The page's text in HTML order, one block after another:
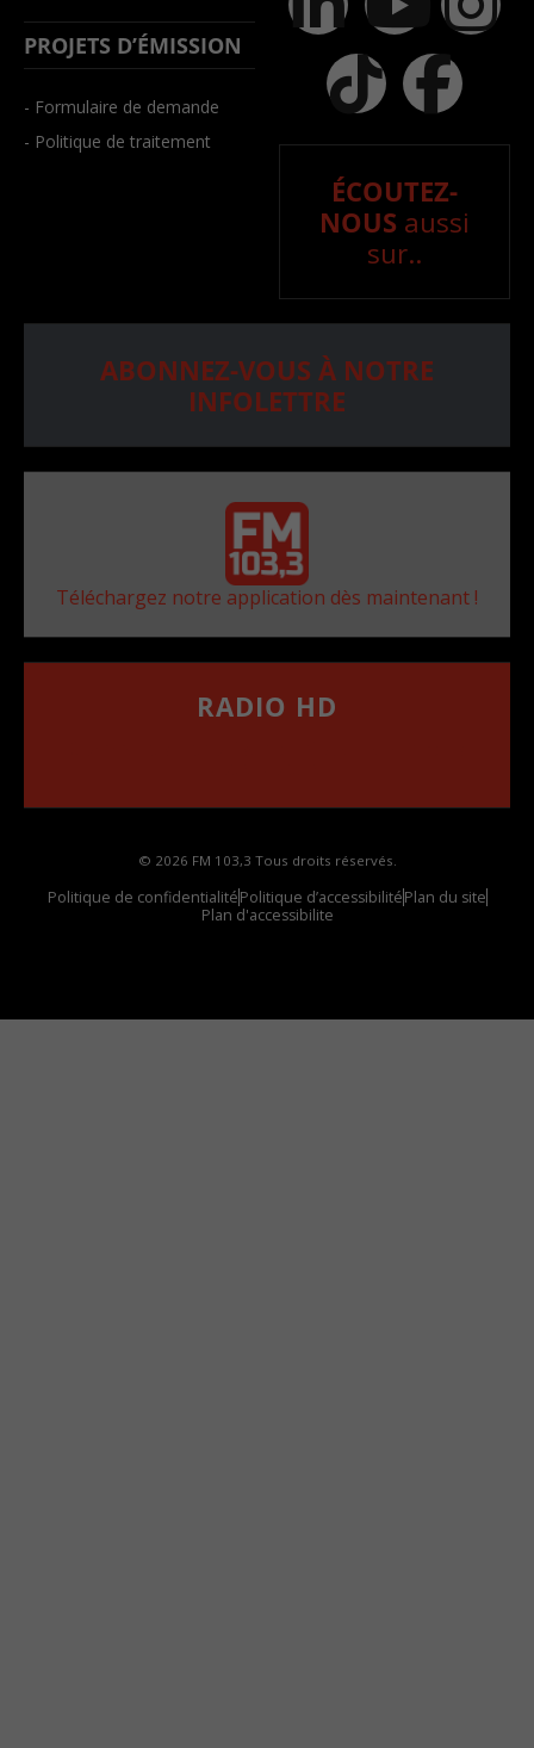
PROJETS D’ÉMISSION
- Formulaire de demande
- Politique de traitement
ÉCOUTEZ-
NOUS aussi
sur..
ABONNEZ-VOUS À NOTRE
INFOLETTRE
Téléchargez notre application dès maintenant !
RADIO HD
© 2026 FM 103,3 Tous droits réservés.
Politique de confidentialitéPolitique d’accessibilitéPlan du site
Plan d'accessibilite